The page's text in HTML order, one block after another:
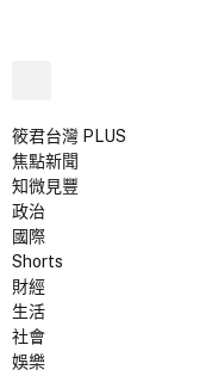
筱君台灣 PLUS
焦點新聞
知微見豐
政治
國際
Shorts
財經
生活
社會
娛樂